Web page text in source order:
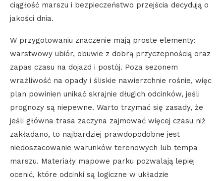
ciągłość marszu i bezpieczeństwo przejścia decydują o
jakości dnia.
W przygotowaniu znaczenie mają proste elementy:
warstwowy ubiór, obuwie z dobrą przyczepnością oraz
zapas czasu na dojazd i postój. Poza sezonem
wrażliwość na opady i śliskie nawierzchnie rośnie, więc
plan powinien unikać skrajnie długich odcinków, jeśli
prognozy są niepewne. Warto trzymać się zasady, że
jeśli główna trasa zaczyna zajmować więcej czasu niż
zakładano, to najbardziej prawdopodobne jest
niedoszacowanie warunków terenowych lub tempa
marszu. Materiały mapowe parku pozwalają lepiej
ocenić, które odcinki są logiczne w układzie